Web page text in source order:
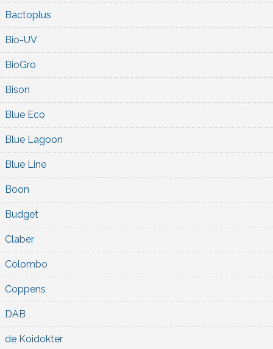
Bactoplus
Bio-UV
BioGro
Bison
Blue Eco
Blue Lagoon
Blue Line
Boon
Budget
Claber
Colombo
Coppens
DAB
de Koidokter